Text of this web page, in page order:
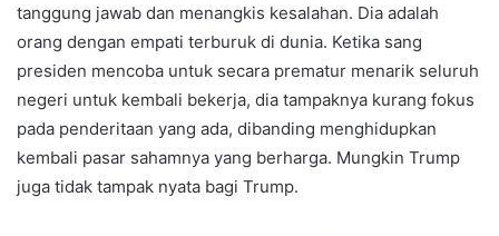
tanggung jawab dan menangkis kesalahan. Dia adalah
orang dengan empati terburuk di dunia. Ketika sang
presiden mencoba untuk secara prematur menarik seluruh
negeri untuk kembali bekerja, dia tampaknya kurang fokus
pada penderitaan yang ada, dibanding menghidupkan
kembali pasar sahamnya yang berharga. Mungkin Trump
juga tidak tampak nyata bagi Trump.